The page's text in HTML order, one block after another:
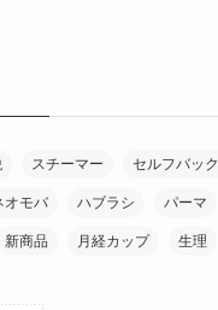
スチーマー セルフバック
オモバ ハブラシ パーマ
新商品 月経カップ 生理